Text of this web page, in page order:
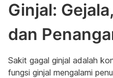
Ginjal:
dan
Sakit gagal ginjal adalah
fungsi ginjal mengalami